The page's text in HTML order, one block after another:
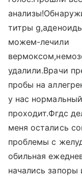
титры
можем-лечили
удалили.Врачи
пробы на
у нас
проходит.Фгдс
меня остались
проблемы с
обильная
начались запоры